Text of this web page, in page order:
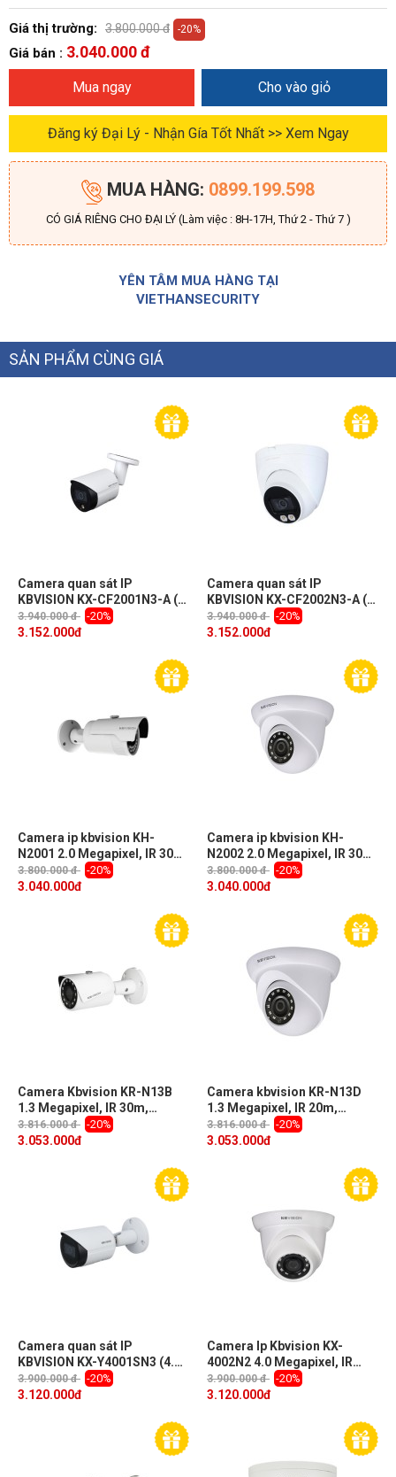
Giá thị trường: 3.800.000 đ -20%
Giá bán : 3.040.000 đ
Mua ngay Cho vào giỏ
Đăng ký Đại Lý - Nhận Gía Tốt Nhất >> Xem Ngay
MUA HÀNG: 0899.199.598
CÓ GIÁ RIÊNG CHO ĐẠI LÝ (Làm việc : 8H-17H, Thứ 2 - Thứ 7 )
YÊN TÂM MUA HÀNG TẠI
VIETHANSECURITY
SẢN PHẨM CÙNG GIÁ
Camera quan sát IP
KBVISION KX-CF2001N3-A (
2.0 Megapixel, hồng ngoại
30m)
3.940.000 đ -20%
3.152.000đ
Camera quan sát IP
KBVISION KX-CF2002N3-A (
2.0 Megapixel, hồng ngoại
30m)
3.940.000 đ -20%
3.152.000đ
Camera ip kbvision KH-
N2001 2.0 Megapixel, IR 30m,
f3.6mm, Onvif, IP67
3.800.000 đ -20%
3.040.000đ
Camera ip kbvision KH-
N2002 2.0 Megapixel, IR 30m,
f3.6mm, Onvif, IP67
3.800.000 đ -20%
3.040.000đ
Camera Kbvision KR-N13B
1.3 Megapixel, IR 30m,
F3.6mm, Push Video, PoE,
góc nhìn 75 độ
3.816.000 đ -20%
3.053.000đ
Camera kbvision KR-N13D
1.3 Megapixel, IR 20m,
F3.6mm, Push Video, PoE,
Onvif
3.816.000 đ -20%
3.053.000đ
Camera quan sát IP
KBVISION KX-Y4001SN3 (4.0
Megapixel, hồng ngoại 30m)
3.900.000 đ -20%
3.120.000đ
Camera Ip Kbvision KX-
4002N2 4.0 Megapixel, IR
30m, F3.6mm góc nhìn 83 độ,
Push Video, Cloud, ONVIF,
3.900.000 đ -20%
3.120.000đ